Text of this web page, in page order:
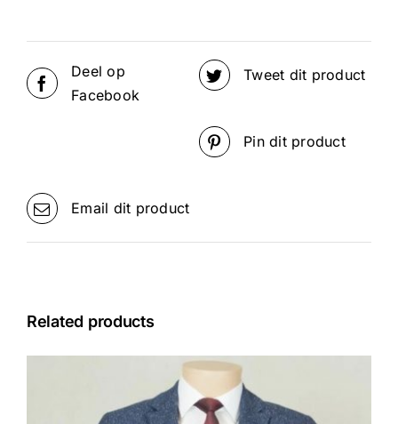
Deel op
Facebook
Tweet dit product
Pin dit product
Email dit product
Related products